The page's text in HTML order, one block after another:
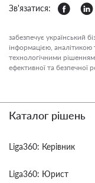
Зв'язатися:
забезпечує український
інформацією, аналітикою
технологічними
ефективної та безпечної
Каталог рішень
Liga360: Керівник
Liga360: Юрист